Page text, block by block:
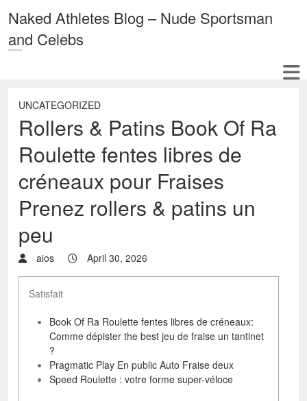
Naked Athletes Blog – Nude Sportsman
and Celebs
UNCATEGORIZED
Rollers & Patins Book Of Ra
Roulette fentes libres de
créneaux pour Fraises
Prenez rollers & patins un
peu
aios April 30, 2026
Satisfait
Book Of Ra Roulette fentes libres de créneaux:
Comme dépister the best jeu de fraise un tantinet
?
Pragmatic Play En public Auto Fraise deux
Speed Roulette : votre forme super-véloce